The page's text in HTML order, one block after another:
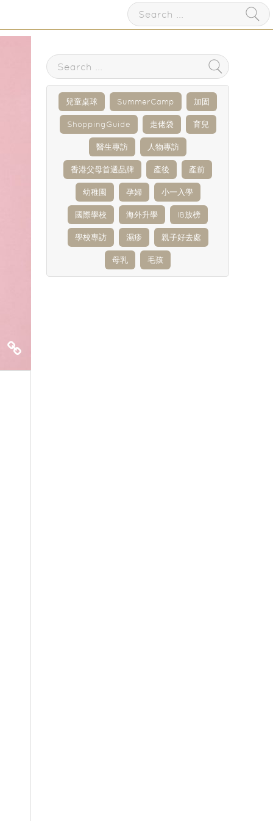
兒童桌球 SummerCamp 加固
ShoppingGuide 走佬袋 育兒
醫生專訪 人物專訪
香港父母首選品牌 產後 產前
幼稚園 孕婦 小一入學
國際學校 海外升學 IB放榜
學校專訪 濕疹 親子好去處
母乳 毛孩